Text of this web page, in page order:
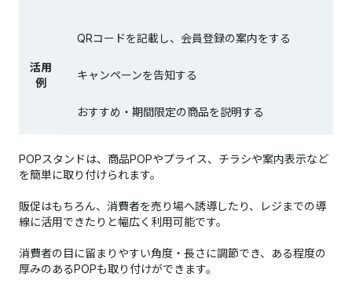
活用
例
QRコードを記載し、会員登録の案内をする
キャンペーンを告知する
おすすめ・期間限定の商品を説明する
POPスタンドは、商品POPやプライス、チラシや案内表示など
を簡単に取り付けられます。
販促はもちろん、消費者を売り場へ誘導したり、レジまでの導
線に活用できたりと幅広く利用可能です。
消費者の目に留まりやすい角度・長さに調節でき、ある程度の
厚みのあるPOPも取り付けができます。